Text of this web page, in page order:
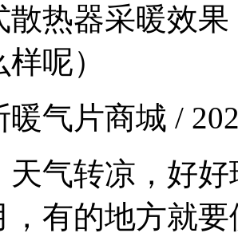
散热器采暖效
呢）
气片商城 /
天气转凉，好
，有的地方就